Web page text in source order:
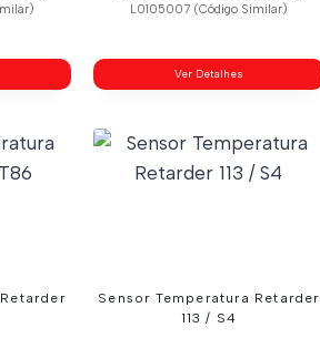
L0105007 (Código Similar)
Ver Detalhes
Sensor Temperatura Retarder
113 / S4